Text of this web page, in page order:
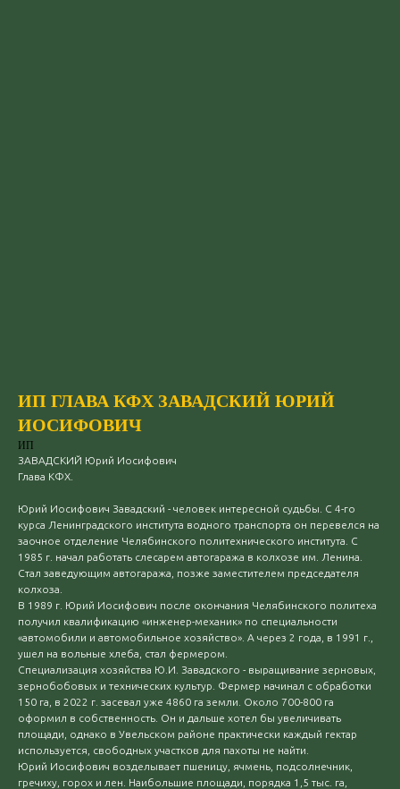
ИП ГЛАВА КФХ ЗАВАДСКИЙ ЮРИЙ
ИОСИФОВИЧ
ИП
ЗАВАДСКИЙ Юрий Иосифович
Глава КФХ.
Юрий Иосифович Завадский - человек интересной судьбы. С 4-го
курса Ленинградского института водного транспорта он перевелся на
заочное отделение Челябинского политехнического института. С
1985 г. начал работать слесарем автогаража в колхозе им. Ленина.
Стал заведующим автогаража, позже заместителем председателя
колхоза.
В 1989 г. Юрий Иосифович после окончания Челябинского политеха
получил квалификацию «инженер-механик» по специальности
«автомобили и автомобильное хозяйство». А через 2 года, в 1991 г.,
ушел на вольные хлеба, стал фермером.
Специализация хозяйства Ю.И. Завадского - выращивание зерновых,
зернобобовых и технических культур. Фермер начинал с обработки
150 га, в 2022 г. засевал уже 4860 га земли. Около 700-800 га
оформил в собственность. Он и дальше хотел бы увеличивать
площади, однако в Увельском районе практически каждый гектар
используется, свободных участков для пахоты не найти.
Юрий Иосифович возделывает пшеницу, ячмень, подсолнечник,
гречиху, горох и лен. Наибольшие площади, порядка 1,5 тыс. га,